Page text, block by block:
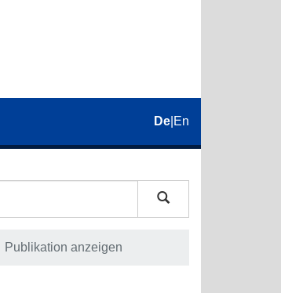
De En
Publikation anzeigen